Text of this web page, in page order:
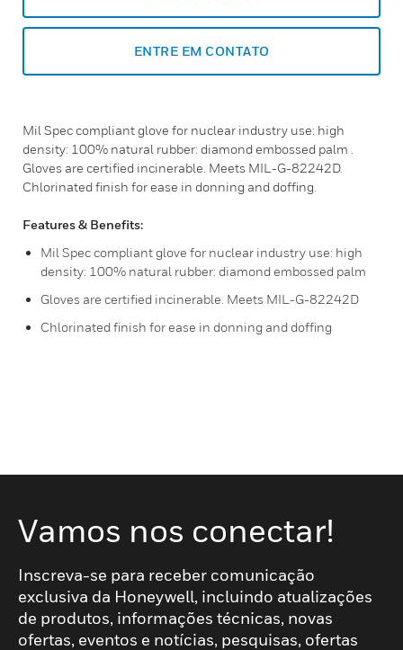
ENTRE EM CONTATO
Mil Spec compliant glove for nuclear industry use: high
density: 100% natural rubber: diamond embossed palm .
Gloves are certified incinerable. Meets MIL-G-82242D.
Chlorinated finish for ease in donning and doffing.
Features & Benefits:
Mil Spec compliant glove for nuclear industry use: high
density: 100% natural rubber: diamond embossed palm
Gloves are certified incinerable. Meets MIL-G-82242D
Chlorinated finish for ease in donning and doffing
Vamos nos conectar!
Inscreva-se para receber comunicação
exclusiva da Honeywell, incluindo atualizações
de produtos, informações técnicas, novas
ofertas, eventos e notícias, pesquisas, ofertas